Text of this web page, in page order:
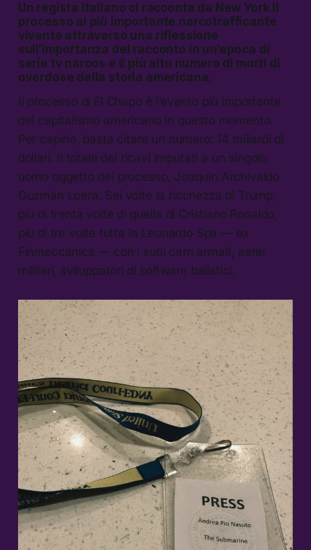
Un regista italiano ci racconta da New York il
processo al più importante narcotrafficante
vivente attraverso una riflessione
sull’importanza del racconto in un’epoca di
serie tv narcos e il più alto numero di morti di
overdose della storia americana.
Il processo di El Chapo è l’evento più importante
del capitalismo americano in questo momento.
Per capirlo, basta citare un numero: 14 miliardi di
dollari. Il totale dei ricavi imputati a un singolo
uomo oggetto del processo, Joaquín Archivaldo
Guzmán Loera. Sei volte la ricchezza di Trump,
più di trenta volte di quella di Cristiano Ronaldo,
più di tre volte tutta la Leonardo Spa — ex
Finmeccanica — con i suoi carri armati, aerei
militari, sviluppatori di software balistici.